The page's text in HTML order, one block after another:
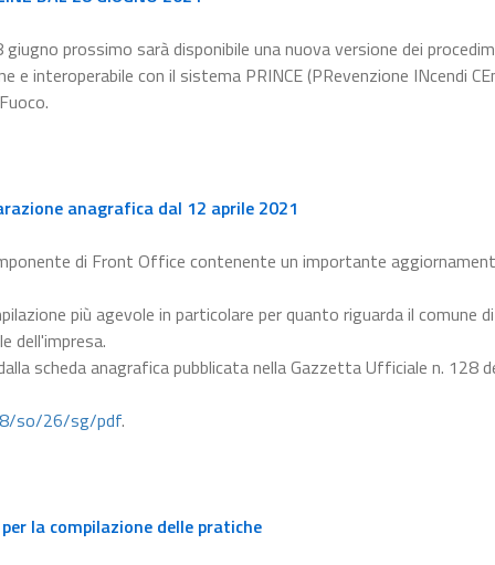
giugno prossimo sarà disponibile una nuova versione dei
e interoperabile con il sistema PRINCE (PRevenzione INcendi
anagrafica dal 12 aprile 2021
di Front Office contenente un importante
più agevole in particolare per quanto riguarda il comune di
dell'impresa.
scheda anagrafica pubblicata nella Gazzetta Ufficiale n. 128
so/26/sg/pdf.
la compilazione delle pratiche